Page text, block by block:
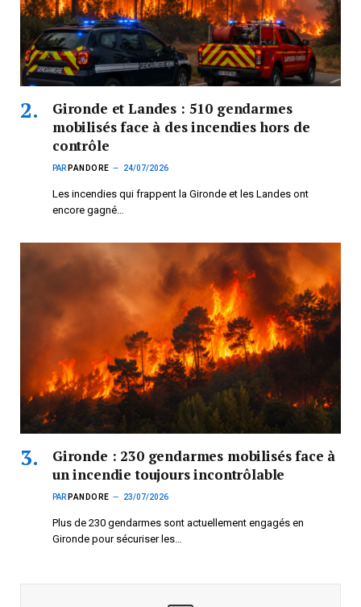
Gironde et Landes : 510 gendarmes
mobilisés face à des incendies hors de
contrôle
PAR PANDORE 24/07/2026
Les incendies qui frappent la Gironde et les Landes ont
encore gagné…
Gironde : 230 gendarmes mobilisés face à
un incendie toujours incontrôlable
PAR PANDORE 23/07/2026
Plus de 230 gendarmes sont actuellement engagés en
Gironde pour sécuriser les…